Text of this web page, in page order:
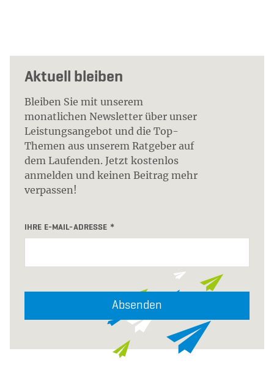
Aktuell bleiben
Bleiben Sie mit unserem
monatlichen Newsletter über unser
Leistungsangebot und die Top-
Themen aus unserem Ratgeber auf
dem Laufenden. Jetzt kostenlos
anmelden und keinen Beitrag mehr
verpassen!
IHRE E-MAIL-ADRESSE
Absenden